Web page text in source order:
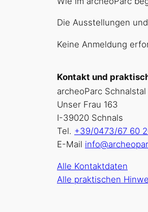
Die Ausstellungen
Keine Anmeldung
Kontakt und
archeoParc Schnalstal
Unser Frau 163
I-39020 Schnals
Tel. +39/0473/67 60
E-Mail
Alle Kontaktdaten
Alle praktischen